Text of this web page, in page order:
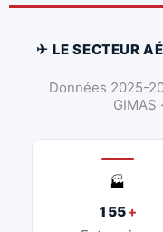
✈ LE SECTEUR
Données 2025-
GIMAS
🏭
155+